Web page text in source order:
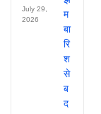
July 29,
2026